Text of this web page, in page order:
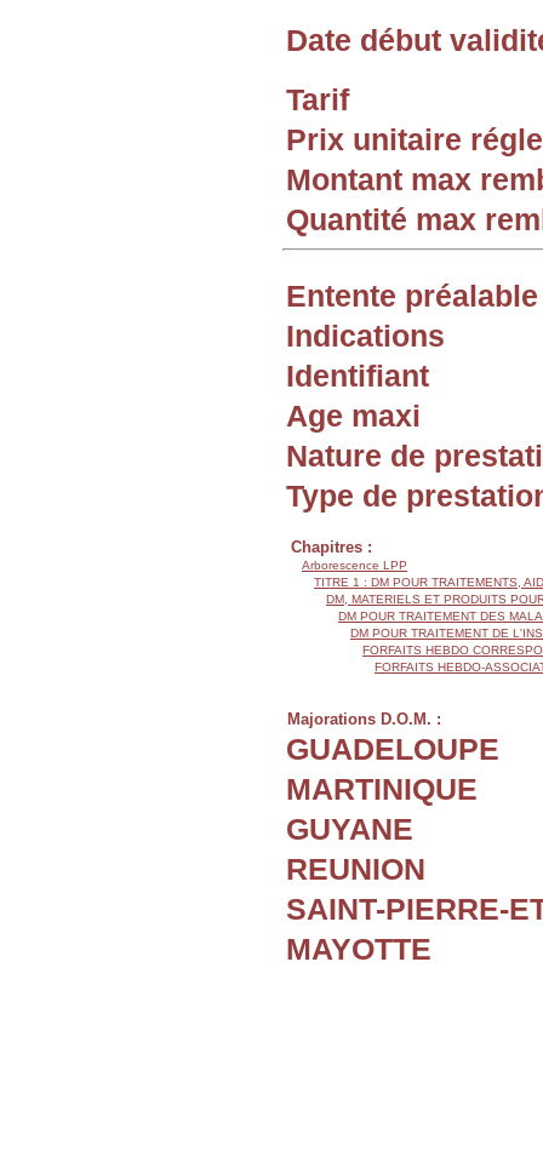
Date début
Tarif
Prix unitaire
Montant max
Quantité max
Entente préalable
Indications
Identifiant
Age maxi
Nature de
Type de
Chapitres :
Arborescence LPP
TITRE 1 : DM POUR TRAITEMENTS,
DM, MATERIELS ET PRODUITS
DM POUR TRAITEMENT DES
DM POUR TRAITEMENT DE
FORFAITS HEBDO
FORFAITS HEBDO-
Majorations D.O.M. :
GUADELOUPE
MARTINIQUE
GUYANE
REUNION
SAINT-PIERRE-
MAYOTTE